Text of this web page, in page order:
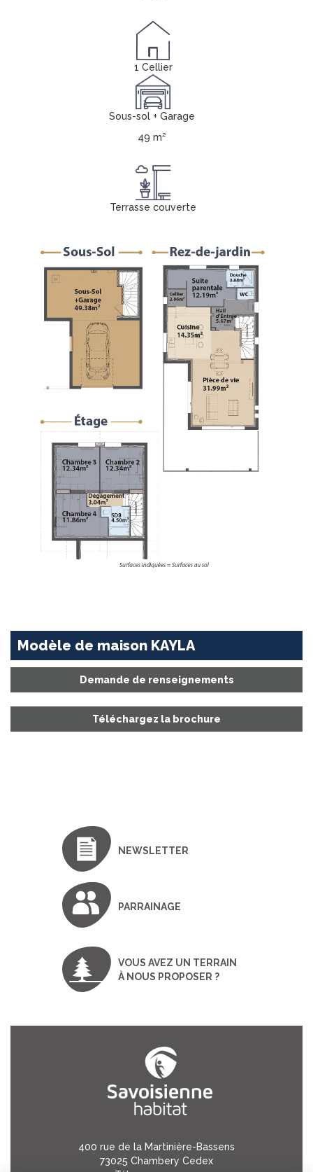
1 Cellier
Sous-sol + Garage
49 m²
Terrasse couverte
Modèle de maison KAYLA
Demande de renseignements
Téléchargez la brochure
NEWSLETTER
PARRAINAGE
VOUS AVEZ UN TERRAIN
À NOUS PROPOSER ?
400 rue de la Martinière-Bassens
73025 Chambery Cedex